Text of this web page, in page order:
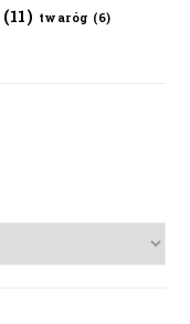
(11) twaróg (6)